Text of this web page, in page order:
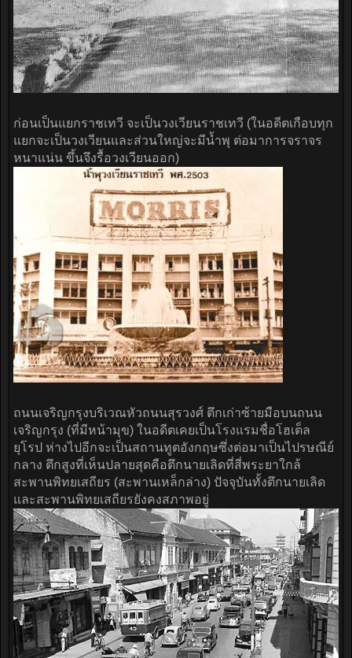
ก่อนเป็นแยกราชเทวี จะเป็นวงเวียนราชเทวี (ในอดีตเกือบทุก
แยกจะเป็นวงเวียนและส่วนใหญ่จะมีน้ำพุ ต่อมาการจราจร
หนาแน่น ขึ้นจึงรื้อวงเวียนออก)
ถนนเจริญกรุงบริเวณหัวถนนสุรวงศ์ ตึกเก่าซ้ายมือบนถนน
เจริญกรุง (ที่มีหน้ามุข) ในอดีตเคยเป็นโรงแรมชื่อโฮเต็ล
ยุโรป ห่างไปอีกจะเป็นสถานทูตอังกฤษซึ่งต่อมาเป็นไปรษณีย์
กลาง ตึกสูงที่เห็นปลายสุดคือตึกนายเลิดที่สี่พระยาใกล้
สะพานพิทยเสถียร (สะพานเหล็กล่าง) ปัจจุบันทั้งตึกนายเลิด
และสะพานพิทยเสถียรยังคงสภาพอยู่